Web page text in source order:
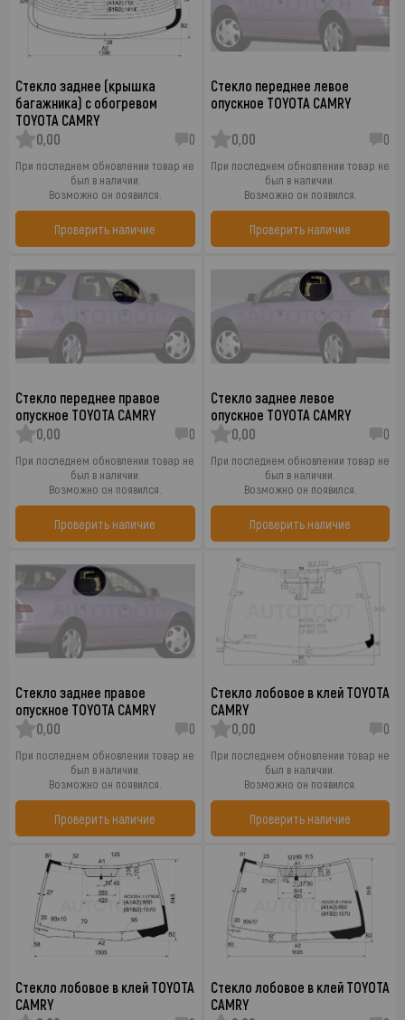
Стекло заднее (крышка
багажника) с обогревом
TOYOTA CAMRY
0,00
0
При последнем обновлении товар не
был в наличии.
Возможно он появился.
Проверить наличие
Стекло переднее левое
опускное TOYOTA CAMRY
0,00 0
При последнем обновлении товар не
был в наличии.
Возможно он появился.
Проверить наличие
Стекло переднее правое
опускное TOYOTA CAMRY
0,00
0
При последнем обновлении товар не
был в наличии.
Возможно он появился.
Проверить наличие
Стекло заднее левое
опускное TOYOTA CAMRY
0,00
0
При последнем обновлении товар не
был в наличии.
Возможно он появился.
Проверить наличие
Стекло заднее правое
опускное TOYOTA CAMRY
0,00
0
При последнем обновлении товар не
был в наличии.
Возможно он появился.
Проверить наличие
Стекло лобовое в клей TOYOTA
CAMRY
0,00
0
При последнем обновлении товар не
был в наличии.
Возможно он появился.
Проверить наличие
Стекло лобовое в клей TOYOTA
CAMRY
Стекло лобовое в клей TOYOTA
CAMRY